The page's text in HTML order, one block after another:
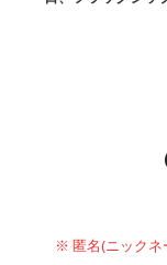
※ 匿名(ニックネ